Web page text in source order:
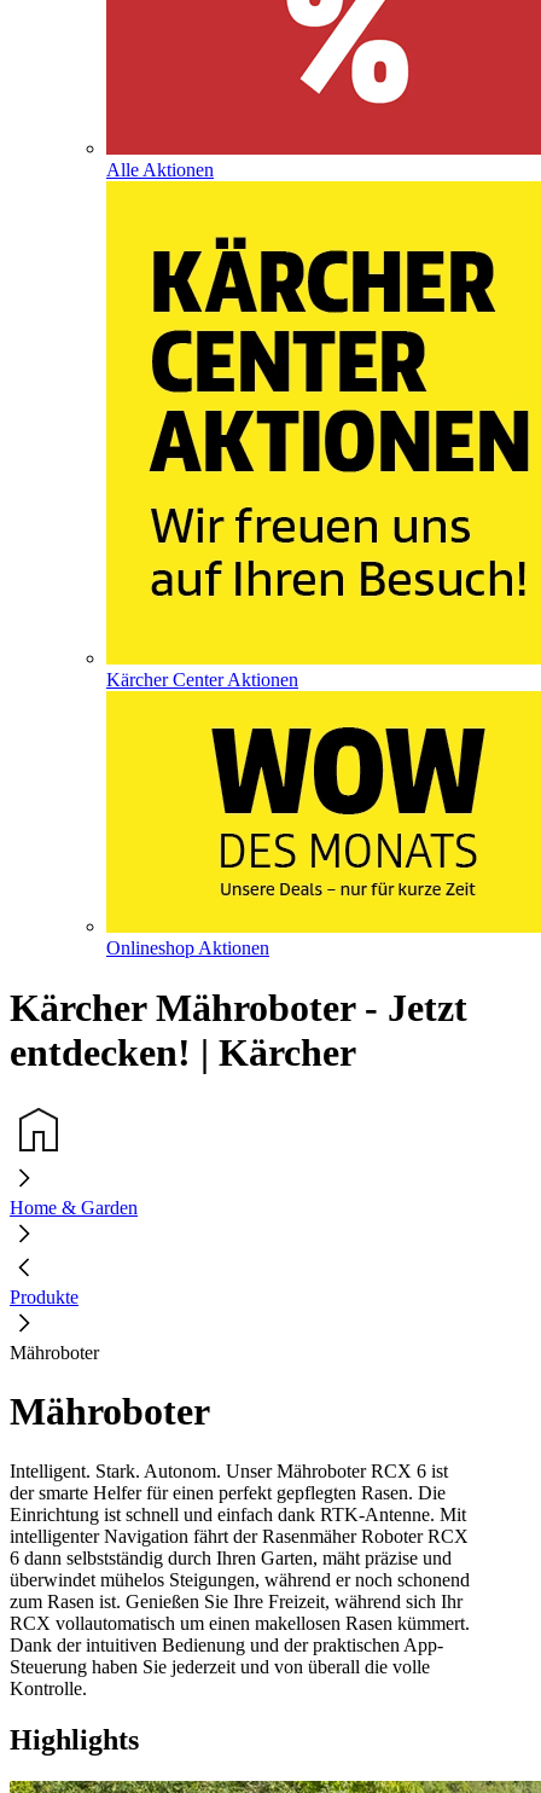
Alle Aktionen
Kärcher Center Aktionen
Onlineshop Aktionen
Kärcher Mähroboter - Jetzt
entdecken! | Kärcher
Home & Garden
Produkte
Mähroboter
Mähroboter
Intelligent. Stark. Autonom. Unser Mähroboter RCX 6 ist
der smarte Helfer für einen perfekt gepflegten Rasen. Die
Einrichtung ist schnell und einfach dank RTK-Antenne. Mit
intelligenter Navigation fährt der Rasenmäher Roboter RCX
6 dann selbstständig durch Ihren Garten, mäht präzise und
überwindet mühelos Steigungen, während er noch schonend
zum Rasen ist. Genießen Sie Ihre Freizeit, während sich Ihr
RCX vollautomatisch um einen makellosen Rasen kümmert.
Dank der intuitiven Bedienung und der praktischen App-
Steuerung haben Sie jederzeit und von überall die volle
Kontrolle.
Highlights